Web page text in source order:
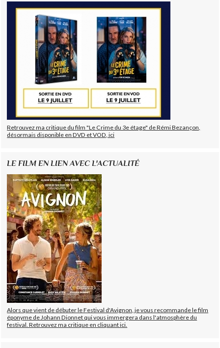
Retrouvez ma critique du film "Le Crime du 3e étage" de Rémi Bezançon,
désormais disponible en DVD et VOD, ici
LE FILM EN LIEN AVEC L'ACTUALITÉ
Alors que vient de débuter le Festival d'Avignon, je vous recommande le film
éponyme de Johann Dionnet qui vous immergera dans l'atmosphère du
festival. Retrouvez ma critique en cliquant ici.